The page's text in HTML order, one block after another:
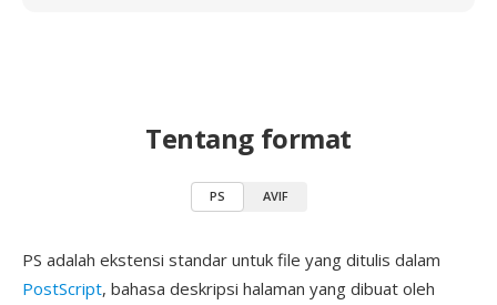
Tentang format
PS AVIF
PS adalah ekstensi standar untuk file yang ditulis dalam
PostScript, bahasa deskripsi halaman yang dibuat oleh